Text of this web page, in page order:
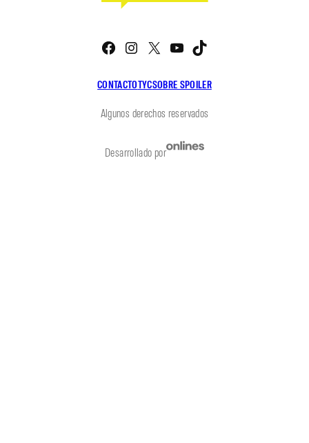
CONTACTOTYCSOBRE SPOILER
Facebook
Instagram
X YouTube
Algunos derechos reservados
Desarrollado por